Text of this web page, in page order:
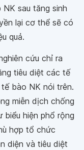
sau tăng sinh
lại cơ thể sẽ có
quả.
cứu chỉ ra
tiêu diệt các tế
bào NK nói trên.
miễn dịch chống
biểu hiện phổ rộng
hợp tổ chức
diện và tiêu diệt